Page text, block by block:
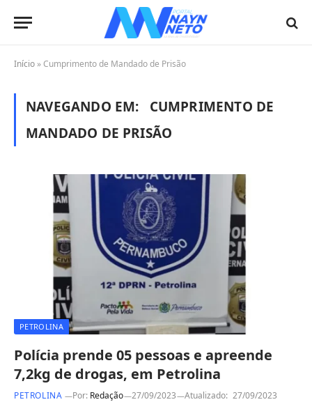
Início »Cumprimento de Mandado de Prisão
NAVEGANDO EM:
CUMPRIMENTO DE
MANDADO DE PRISÃO
PETROLINA
Polícia prende 05 pessoas e apreende
7,2kg de drogas, em Petrolina
PETROLINA Por: Redação 27/09/2023 Atualizado: 27/09/2023